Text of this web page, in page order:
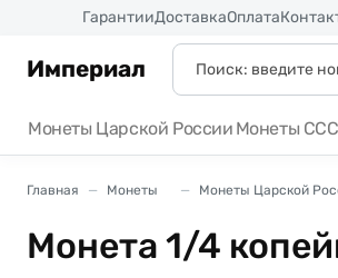
ГарантииДоставкаОплата
Империал
Монеты Царской России Монеты
Главная Монеты Монеты Царской
Монета 1/4